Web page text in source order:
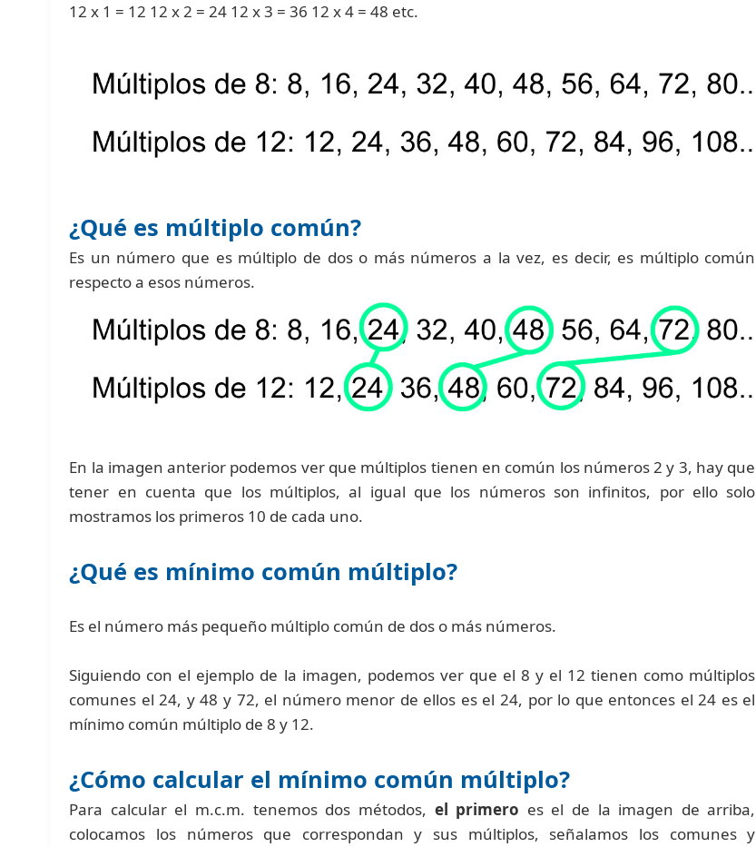
12 x 1 = 12 12 x 2 = 24 12 x 3 = 36 12 x 4 = 48 etc.
¿Qué es múltiplo común?
Es un número que es múltiplo de dos o más números a la vez, es decir, es múltiplo común
respecto a esos números.
En la imagen anterior podemos ver que múltiplos tienen en común los números 2 y 3, hay que
tener en cuenta que los múltiplos, al igual que los números son infinitos, por ello solo
mostramos los primeros 10 de cada uno.
¿Qué es mínimo común múltiplo?
Es el número más pequeño múltiplo común de dos o más números.
Siguiendo con el ejemplo de la imagen, podemos ver que el 8 y el 12 tienen como múltiplos
comunes el 24, y 48 y 72, el número menor de ellos es el 24, por lo que entonces el 24 es el
mínimo común múltiplo de 8 y 12.
¿Cómo calcular el mínimo común múltiplo?
Para calcular el m.c.m. tenemos dos métodos, el primero es el de la imagen de arriba,
colocamos los números que correspondan y sus múltiplos, señalamos los comunes y